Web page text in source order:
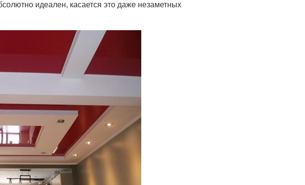
идеален, касается это даже незаметных